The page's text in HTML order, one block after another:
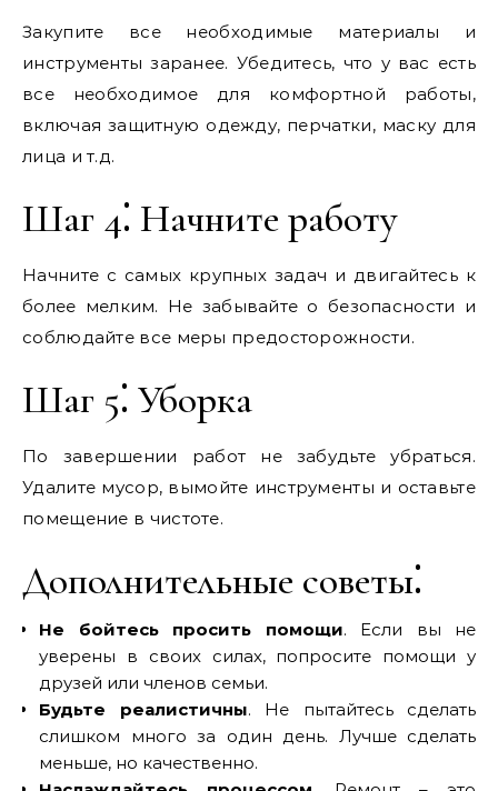
Закупите все необходимые материалы и
инструменты заранее. Убедитесь‚ что у вас есть
все необходимое для комфортной работы‚
включая защитную одежду‚ перчатки‚ маску для
лица и т.д.
Шаг 4⁚ Начните работу
Начните с самых крупных задач и двигайтесь к
более мелким. Не забывайте о безопасности и
соблюдайте все меры предосторожности.
Шаг 5⁚ Уборка
По завершении работ не забудьте убраться.
Удалите мусор‚ вымойте инструменты и оставьте
помещение в чистоте.
Дополнительные советы⁚
Не бойтесь просить помощи. Если вы не
уверены в своих силах‚ попросите помощи у
друзей или членов семьи.
Будьте реалистичны. Не пытайтесь сделать
слишком много за один день. Лучше сделать
меньше‚ но качественно.